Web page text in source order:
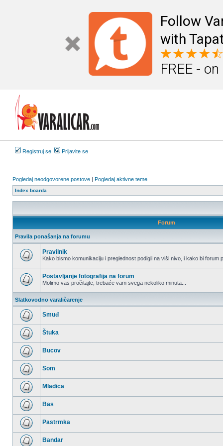
Follow
with
FREE -
Registruj se Prijavite se
Pogledaj neodgovorene postove | Pogledaj aktivne teme
Index boarda
Forum
Pravila ponašanja na forumu
nepročitanih
postova
Pravilnik
Kako bismo komunikaciju i preglednost podigli na viši nivo, i kako bi forum
nepročitanih
postova
Postavljanje fotografija na forum
Molimo vas pročitajte, trebaće vam svega nekoliko minuta...
Slatkovodno varaličarenje
Nema
nepročitanih
postova
Smuđ
Nema
nepročitanih
postova
Štuka
Nema
nepročitanih
postova
Bucov
Nema
nepročitanih
postova
Som
Nema
nepročitanih
postova
Mladica
Nema
nepročitanih
postova
Bas
Nema
nepročitanih
postova
Pastrmka
Bandar